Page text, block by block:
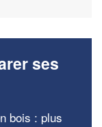
ses
bois : plus